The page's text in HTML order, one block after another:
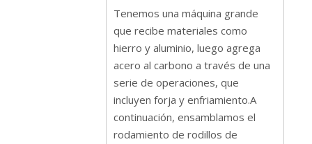
Tenemos una máquina grande
que recibe materiales como
hierro y aluminio, luego agrega
acero al carbono a través de una
serie de operaciones, que
incluyen forja y enfriamiento.A
continuación, ensamblamos el
rodamiento de rodillos de